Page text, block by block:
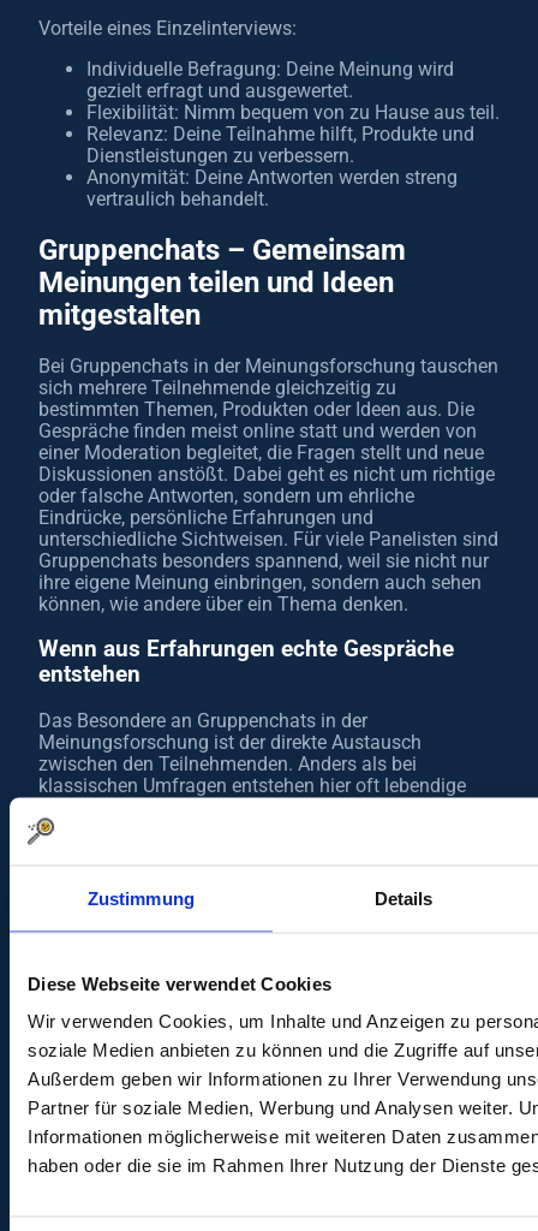
Zustimmung Details
Diese Webseite verwendet Cookies
Wir verwenden Cookies, um Inhalte und Anzeigen zu
soziale Medien anbieten zu können und die Zugriffe auf
Außerdem geben wir Informationen zu Ihrer Verwendung
Partner für soziale Medien, Werbung und Analysen weiter.
Informationen möglicherweise mit weiteren Daten
haben oder die sie im Rahmen Ihrer Nutzung der Dienste
Vorteile eines Einzelinterviews:
Individuelle Befragung: Deine Meinung wird
gezielt erfragt und ausgewertet.
Flexibilität: Nimm bequem von zu Hause aus teil.
Relevanz: Deine Teilnahme hilft, Produkte und
Dienstleistungen zu verbessern.
Anonymität: Deine Antworten werden streng
vertraulich behandelt.
Gruppenchats – Gemeinsam
Meinungen teilen und Ideen
mitgestalten
Bei Gruppenchats in der Meinungsforschung tauschen
sich mehrere Teilnehmende gleichzeitig zu
bestimmten Themen, Produkten oder Ideen aus. Die
Gespräche finden meist online statt und werden von
einer Moderation begleitet, die Fragen stellt und neue
Diskussionen anstößt. Dabei geht es nicht um richtige
oder falsche Antworten, sondern um ehrliche
Eindrücke, persönliche Erfahrungen und
unterschiedliche Sichtweisen. Für viele Panelisten sind
Gruppenchats besonders spannend, weil sie nicht nur
ihre eigene Meinung einbringen, sondern auch sehen
können, wie andere über ein Thema denken.
Wenn aus Erfahrungen echte Gespräche
entstehen
Das Besondere an Gruppenchats in der
Meinungsforschung ist der direkte Austausch
zwischen den Teilnehmenden. Anders als bei
klassischen Umfragen entstehen hier oft lebendige
aufeinandertreffen und neue Gedanken entstehen.
Gruppenchats für viele Panelisten spannend:
unterschiedliche Sichtweisen und Erfahrungen
eigene Meinungen aktiv in Diskussionen
gemeinsam über Produkte, Werbung oder neue
Ideen sprechen
erleben, wie aus einzelnen Aussagen neue
Gespräche entstehen
direkt mitgestalten, welche Themen
Unternehmen besser verstehen möchten
Moderiert werden die Gruppenchats meist von